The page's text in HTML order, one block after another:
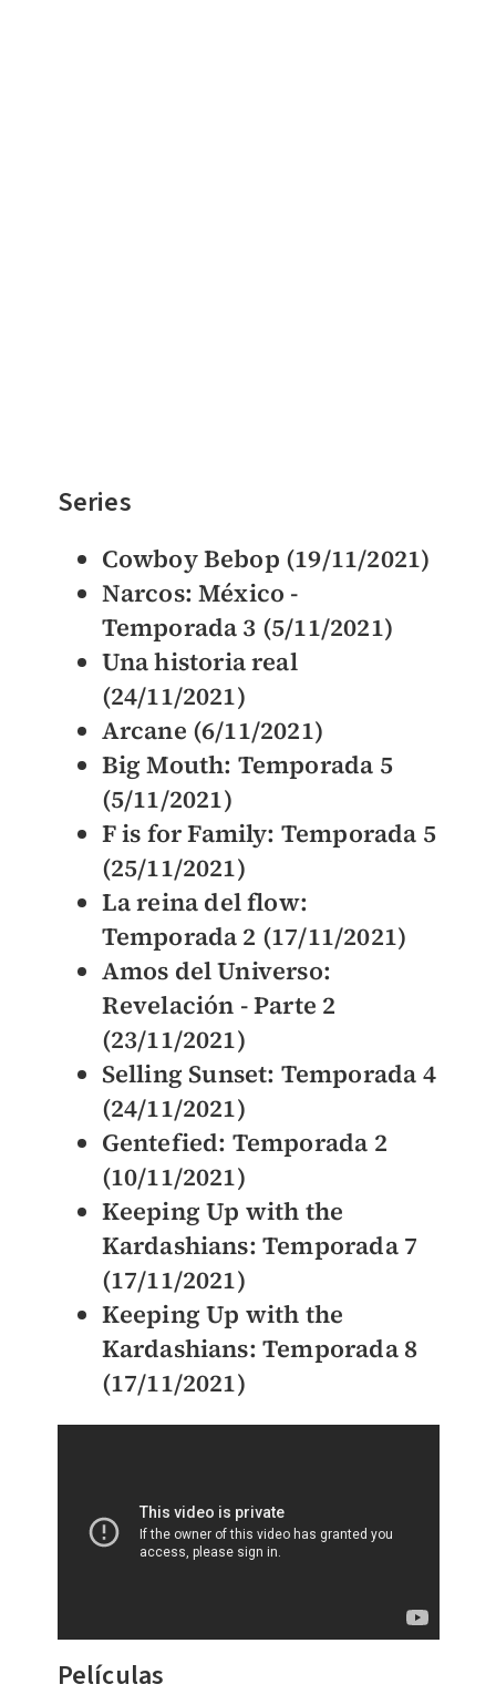
Series
Cowboy Bebop (19/11/2021)
Narcos: México -
Temporada 3 (5/11/2021)
Una historia real
(24/11/2021)
Arcane (6/11/2021)
Big Mouth: Temporada 5
(5/11/2021)
F is for Family: Temporada 5
(25/11/2021)
La reina del flow:
Temporada 2 (17/11/2021)
Amos del Universo:
Revelación - Parte 2
(23/11/2021)
Selling Sunset: Temporada 4
(24/11/2021)
Gentefied: Temporada 2
(10/11/2021)
Keeping Up with the
Kardashians: Temporada 7
(17/11/2021)
Keeping Up with the
Kardashians: Temporada 8
(17/11/2021)
Películas